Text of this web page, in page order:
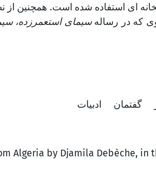
ای استفاده شده است.
که در رسالهسیمای استعمرزده،
گفتمان
ادبیات
Algeria by Djamila Debèche, in